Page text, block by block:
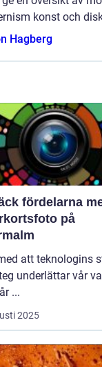
konst och
Hagberg
fördelarna
på
att teknologins
underlättar vår
...
2025